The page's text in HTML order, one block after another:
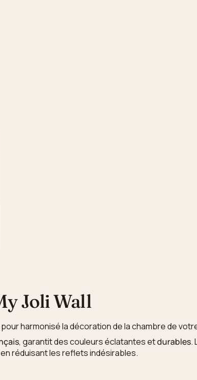
Joli Wall
harmonisé la décoration de la chambre de
, garantit des couleurs éclatantes etdurables.
réduisant les reflets indésirables.